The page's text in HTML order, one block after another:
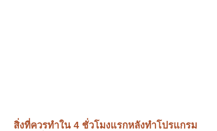
สิ่งที่ควรทำใน 4 ชั่วโมงแรกหลังทำโปรแกรม